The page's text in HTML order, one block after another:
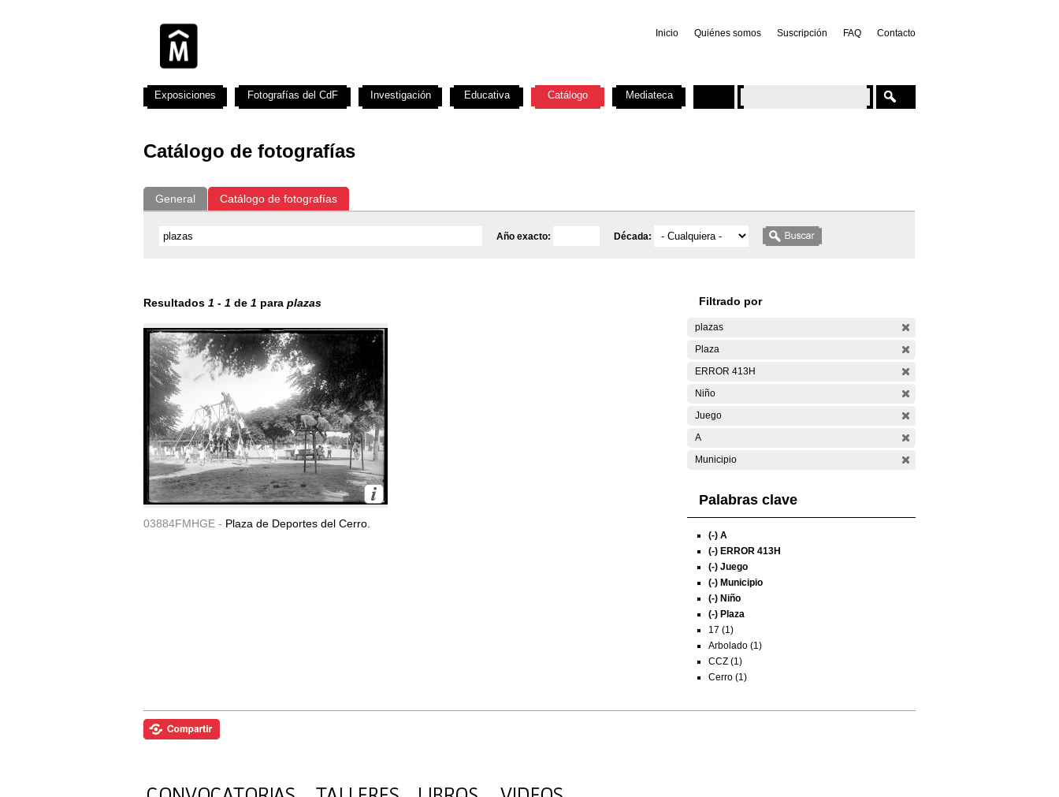
Inicio Quiénes somos Suscripción FAQ Contacto
Catálogo de fotografías
General Catálogo de fotografías
Año exacto: Década:
Resultados 1 - 1 de 1 para plazas
03884FMHGE - Plaza de Deportes del Cerro.
Filtrado por
plazas
Plaza
ERROR 413H
Niño
Juego
A
Municipio
Palabras clave
(-) A
(-) ERROR 413H
(-) Juego
(-) Municipio
(-) Niño
(-) Plaza
17 (1)
Arbolado (1)
CCZ (1)
Cerro (1)
Exposiciones Fotografías del CdF Investigación Educativa Catálogo Mediateca